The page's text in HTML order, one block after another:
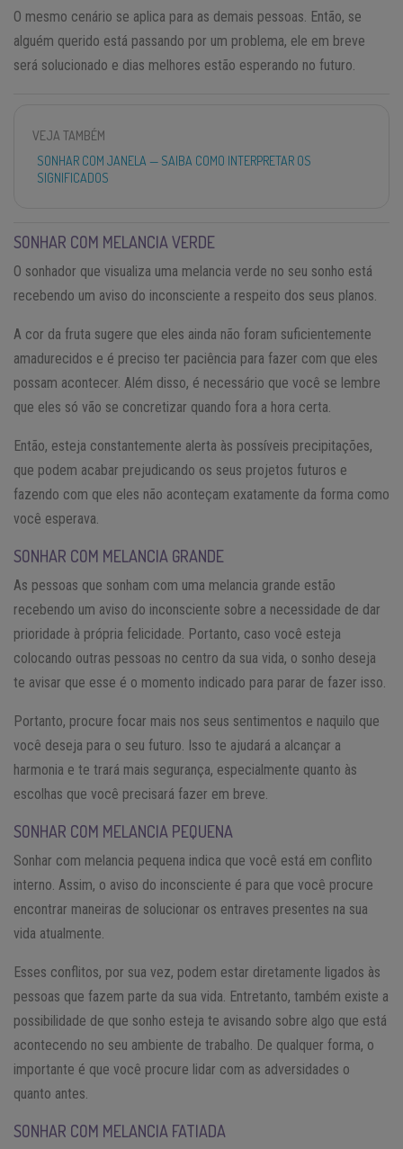
O mesmo cenário se aplica para as demais pessoas. Então, se
alguém querido está passando por um problema, ele em breve
será solucionado e dias melhores estão esperando no futuro.
VEJA TAMBÉM
SONHAR COM JANELA — SAIBA COMO INTERPRETAR OS
SIGNIFICADOS
SONHAR COM MELANCIA VERDE
O sonhador que visualiza uma melancia verde no seu sonho está
recebendo um aviso do inconsciente a respeito dos seus planos.
A cor da fruta sugere que eles ainda não foram suficientemente
amadurecidos e é preciso ter paciência para fazer com que eles
possam acontecer. Além disso, é necessário que você se lembre
que eles só vão se concretizar quando fora a hora certa.
Então, esteja constantemente alerta às possíveis precipitações,
que podem acabar prejudicando os seus projetos futuros e
fazendo com que eles não aconteçam exatamente da forma como
você esperava.
SONHAR COM MELANCIA GRANDE
As pessoas que sonham com uma melancia grande estão
recebendo um aviso do inconsciente sobre a necessidade de dar
prioridade à própria felicidade. Portanto, caso você esteja
colocando outras pessoas no centro da sua vida, o sonho deseja
te avisar que esse é o momento indicado para parar de fazer isso.
Portanto, procure focar mais nos seus sentimentos e naquilo que
você deseja para o seu futuro. Isso te ajudará a alcançar a
harmonia e te trará mais segurança, especialmente quanto às
escolhas que você precisará fazer em breve.
SONHAR COM MELANCIA PEQUENA
Sonhar com melancia pequena indica que você está em conflito
interno. Assim, o aviso do inconsciente é para que você procure
encontrar maneiras de solucionar os entraves presentes na sua
vida atualmente.
Esses conflitos, por sua vez, podem estar diretamente ligados às
pessoas que fazem parte da sua vida. Entretanto, também existe a
possibilidade de que sonho esteja te avisando sobre algo que está
acontecendo no seu ambiente de trabalho. De qualquer forma, o
importante é que você procure lidar com as adversidades o
quanto antes.
SONHAR COM MELANCIA FATIADA